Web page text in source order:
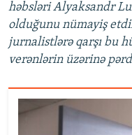
həbsləri Alyaksandr
olduğunu nümayiş
jurnalistlərə qarşı bu
verənlərin üzərinə